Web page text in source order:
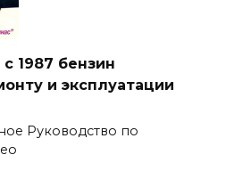
c 1987 бензин
и эксплуатации
Руководство по